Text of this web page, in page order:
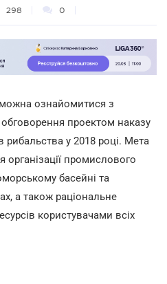
298 0
можна ознайомитися з
проектом наказу
у 2018 році. Мета
промислового
басейні та
а також раціональне
користувачами всіх